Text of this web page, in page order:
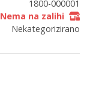
1800-000001
Nema na zalihi
Nekategorizirano